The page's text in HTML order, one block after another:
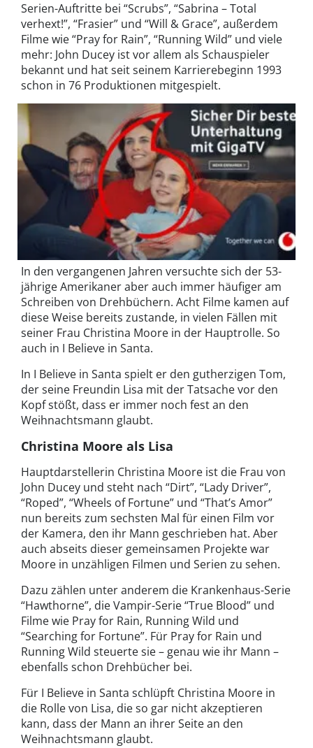
Serien-Auftritte bei “Scrubs”, “Sabrina – Total
verhext!”, “Frasier” und “Will & Grace”, außerdem
Filme wie “Pray for Rain”, “Running Wild” und viele
mehr: John Ducey ist vor allem als Schauspieler
bekannt und hat seit seinem Karrierebeginn 1993
schon in 76 Produktionen mitgespielt.
In den vergangenen Jahren versuchte sich der 53-
jährige Amerikaner aber auch immer häufiger am
Schreiben von Drehbüchern. Acht Filme kamen auf
diese Weise bereits zustande, in vielen Fällen mit
seiner Frau Christina Moore in der Hauptrolle. So
auch in I Believe in Santa.
In I Believe in Santa spielt er den gutherzigen Tom,
der seine Freundin Lisa mit der Tatsache vor den
Kopf stößt, dass er immer noch fest an den
Weihnachtsmann glaubt.
Christina Moore als Lisa
Hauptdarstellerin Christina Moore ist die Frau von
John Ducey und steht nach “Dirt”, “Lady Driver”,
“Roped”, “Wheels of Fortune” und “That’s Amor”
nun bereits zum sechsten Mal für einen Film vor
der Kamera, den ihr Mann geschrieben hat. Aber
auch abseits dieser gemeinsamen Projekte war
Moore in unzähligen Filmen und Serien zu sehen.
Dazu zählen unter anderem die Krankenhaus-Serie
“Hawthorne”, die Vampir-Serie “True Blood” und
Filme wie Pray for Rain, Running Wild und
“Searching for Fortune”. Für Pray for Rain und
Running Wild steuerte sie – genau wie ihr Mann –
ebenfalls schon Drehbücher bei.
Für I Believe in Santa schlüpft Christina Moore in
die Rolle von Lisa, die so gar nicht akzeptieren
kann, dass der Mann an ihrer Seite an den
Weihnachtsmann glaubt.